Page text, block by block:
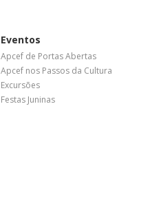
Eventos
Apcef de Portas Abertas
Apcef nos Passos da Cultura
Excursões
Festas Juninas